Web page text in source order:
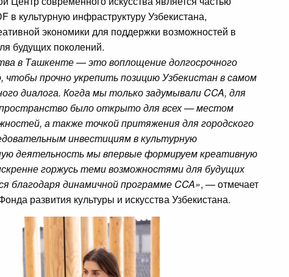
в культурную инфраструктуру Узбекистана,
экономики для поддержки возможностей в
будущих поколений.
в Ташкенте — это воплощение долгосрочного
чтобы прочно укрепить позицию Узбекистан в самом
диалога. Когда мы только задумывали CCA, для
было открыто для всех — местом
а также точкой притяжения для городского
инвестициям в культурную
деятельность мы впервые формируем креативную
горжусь теми возможностями для будущих
благодаря динамичной программе CCA», — отмечает
развития культуры и искусства Узбекистана.